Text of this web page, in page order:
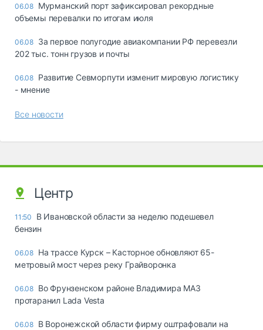
06.08 Мурманский порт зафиксировал рекордные
объемы перевалки по итогам июля
06.08 За первое полугодие авиакомпании РФ перевезли
202 тыс. тонн грузов и почты
06.08 Развитие Севморпути изменит мировую логистику
- мнение
Все новости
Центр
11:50
В Ивановской области за неделю подешевел
бензин
06.08 На трассе Курск – Касторное обновляют 65-
метровый мост через реку Грайворонка
06.08 Во Фрунзенском районе Владимира МАЗ
протаранил Lada Vesta
06.08 В Воронежской области фирму оштрафовали на